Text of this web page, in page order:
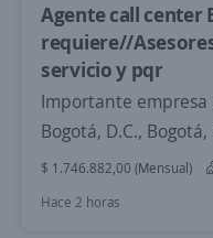
Agente call center
requiere//
servicio y pqr
Importante empresa
Bogotá, D.C., Bogotá,
$ 1.746.882,00 (Mensual)
Hace 2 horas